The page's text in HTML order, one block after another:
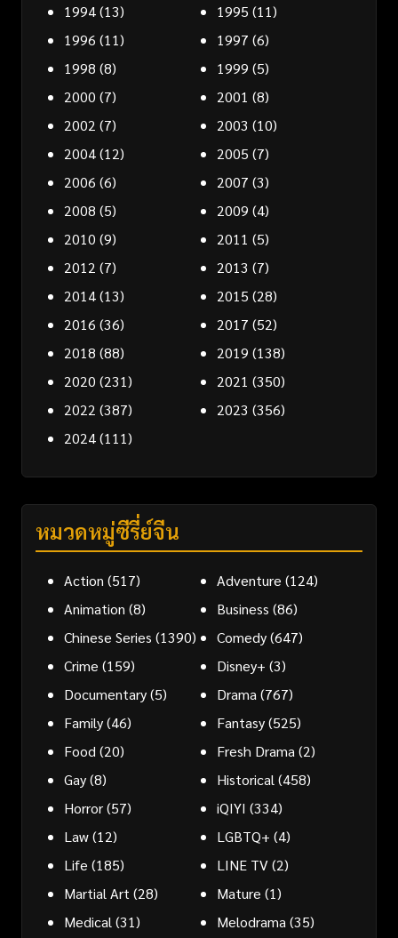
1994(13) 1995 (11)
1996 (11) 1997 (6)
1998 (8) 1999 (5)
2000 (7) 2001 (8)
2002 (7) 2003 (10)
2004(12) 2005 (7)
2006 (6) 2007 (3)
2008 (5) 2009 (4)
2010 (9) 2011 (5)
2012 (7) 2013 (7)
2014(13) 2015 (28)
2016 (36) 2017 (52)
2018 (88) 2019 (138)
2020 (231) 2021 (350)
2022 (387) 2023 (356)
2024(111)
หมวดหมู่ซีรี่ย์จีน
Action (517) Adventure (124)
Animation (8) Business (86)
Chinese Series (1390) Comedy(647)
Crime (159) Disney+ (3)
Documentary(5) Drama (767)
Family(46) Fantasy(525)
Food (20) Fresh Drama (2)
Gay(8) Historical (458)
Horror(57) iQIYI (334)
Law(12) LGBTQ+ (4)
Life (185) LINE TV(2)
Martial Art (28) Mature (1)
Medical (31) Melodrama (35)